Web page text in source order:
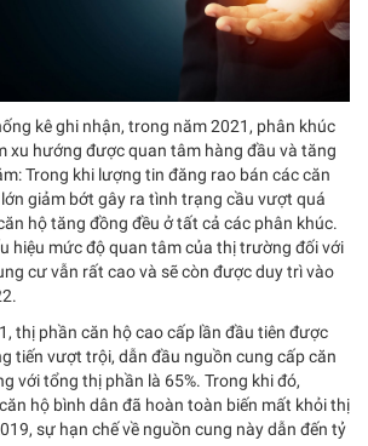
kê ghi nhận, trong năm 2021, phân khúc
xu hướng được quan tâm hàng đầu và tăng
Trong khi lượng tin đăng rao bán các căn
giảm bớt gây ra tình trạng cầu vượt quá
hộ tăng đồng đều ở tất cả các phân khúc.
hiệu mức độ quan tâm của thị trường đối với
cư vẫn rất cao và sẽ còn được duy trì vào
thị phần căn hộ cao cấp lần đầu tiên được
tiến vượt trội, dẫn đầu nguồn cung cấp căn
với tổng thị phần là 65%. Trong khi đó,
hộ bình dân đã hoàn toàn biến mất khỏi thị
sự hạn chế về nguồn cung này dẫn đến tỷ